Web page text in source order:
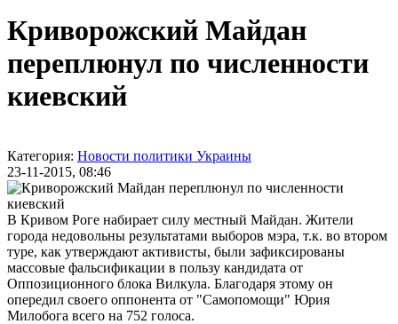
Криворожский Майдан
переплюнул по численности
киевский
Категория: Новости политики Украины
23-11-2015, 08:46
В Кривом Роге набирает силу местный Майдан. Жители
города недовольны результатами выборов мэра, т.к. во втором
туре, как утверждают активисты, были зафиксированы
массовые фальсификации в пользу кандидата от
Оппозиционного блока Вилкула. Благодаря этому он
опередил своего оппонента от "Самопомощи" Юрия
Милобога всего на 752 голоса.